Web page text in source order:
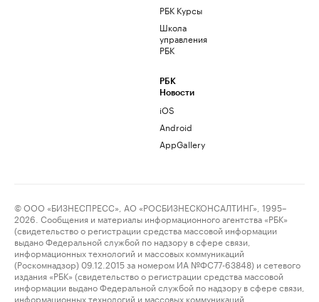
РБК Курсы
Школа
управления
РБК
РБК
Новости
iOS
Android
AppGallery
© ООО «БИЗНЕСПРЕСС», АО «РОСБИЗНЕСКОНСАЛТИНГ», 1995–
2026. Сообщения и материалы информационного агентства «РБК»
(свидетельство о регистрации средства массовой информации
выдано Федеральной службой по надзору в сфере связи,
информационных технологий и массовых коммуникаций
(Роскомнадзор) 09.12.2015 за номером ИА №ФС77-63848) и сетевого
издания «РБК» (свидетельство о регистрации средства массовой
информации выдано Федеральной службой по надзору в сфере связи,
информационных технологий и массовых коммуникаций